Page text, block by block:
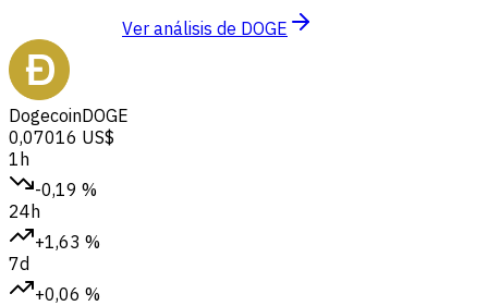
Ver análisis de DOGE
DogecoinDOGE
0,07016 US$
1h
-0,19 %
24h
+1,63 %
7d
+0,06 %